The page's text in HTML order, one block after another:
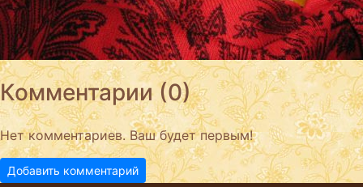
Комментарии (0)
Нет комментариев. Ваш будет первым!
Добавить комментарий